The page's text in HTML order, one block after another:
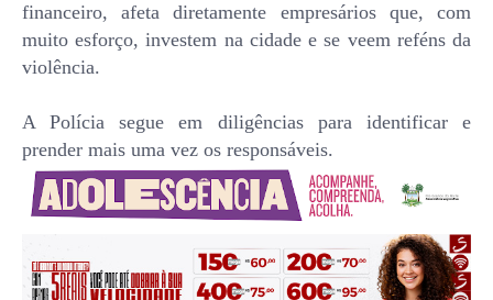
financeiro, afeta diretamente empresários que, com
muito esforço, investem na cidade e se veem reféns da
violência.
A Polícia segue em diligências para identificar e
prender mais uma vez os responsáveis.